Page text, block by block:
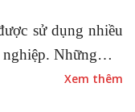
sử dụng nhiều
nghiệp. Những…
Xem thêm